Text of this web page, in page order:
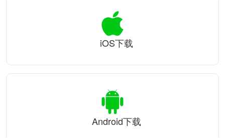
iOS下载
Android下载